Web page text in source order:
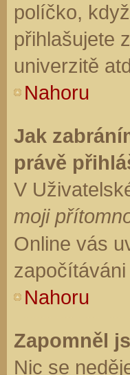
políčko,
přihlašujete
univerzitě
Nahoru
Jak
právě
V
moji
Online vás
Nahoru
Zapomněl
Nic se